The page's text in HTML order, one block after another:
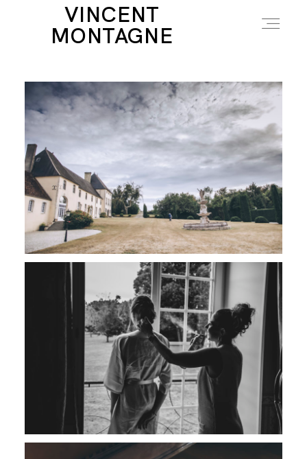
VINCENT
MONTAGNE
LE MARIAGE
INFOS
ABOUT
ACCÈS CLIENT
BLOG
SHOOTING FAMILLE